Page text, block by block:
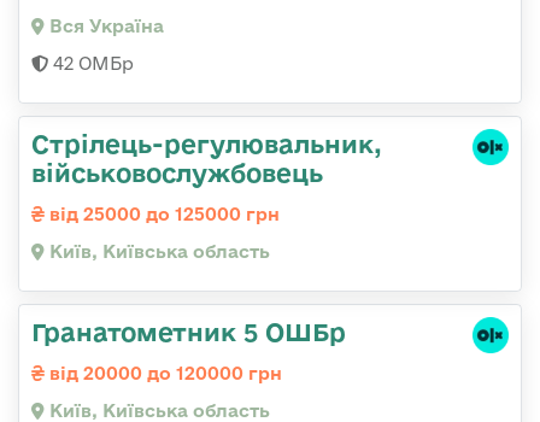
Вся Україна
42 ОМБр
Стpілець-регулювальник,
військовослужбовець
від 25000 до 125000 грн
Київ, Київська область
Гранатометник 5 ОШБр
від 20000 до 120000 грн
Київ, Київська область